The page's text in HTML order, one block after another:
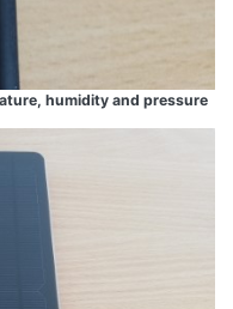
humidity and pressure